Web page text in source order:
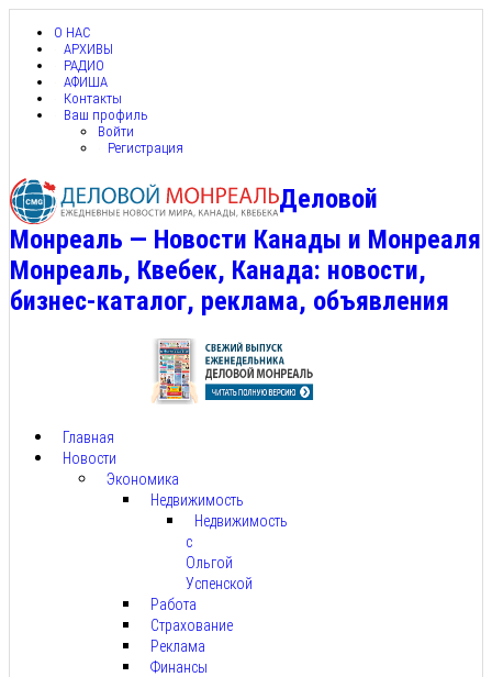
О НАС
АРХИВЫ
РАДИО
АФИША
Контакты
Ваш профиль
Войти
Регистрация
Деловой
Монреаль — Новости Канады и Монреаля
Монреаль, Квебек, Канада: новости,
бизнес-каталог, реклама, объявления
Главная
Новости
Экономика
Недвижимость
Недвижимость
с
Ольгой
Успенской
Работа
Страхование
Реклама
Финансы